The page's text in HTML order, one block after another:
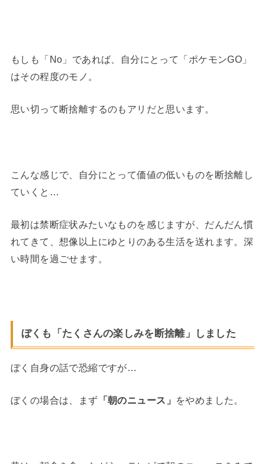
もしも「No」であれば、自分にとって「ポケモンGO」
はその程度のモノ。
思い切って断捨離するのもアリだと思います。
こんな感じで、自分にとって価値の低いものを断捨離し
ていくと…
最初は禁断症状みたいなものを感じますが、だんだん慣
れてきて、想像以上にゆとりのある生活を送れます。深
い時間を過ごせます。
ぼくも「たくさんの楽しみを断捨離」しました
ぼく自身の話で恐縮ですが…
ぼくの場合は、まず 「朝のニュース」 をやめました。